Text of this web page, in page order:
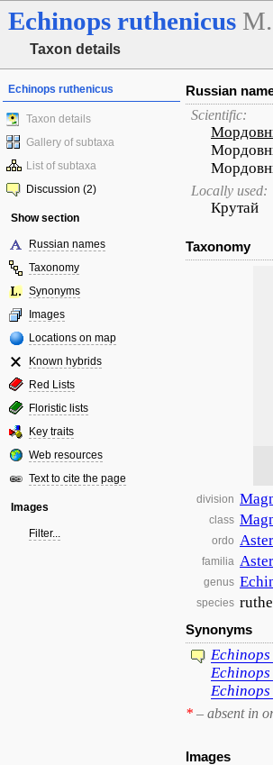
Echinops ruthenicus
Taxon details
Echinops ruthenicus
Taxon details
Gallery of subtaxa
List of subtaxa
Discussion (2)
Show section
Russian names
Taxonomy
Synonyms
Images
Locations on map
Known hybrids
Red Lists
Floristic lists
Key traits
Web resources
Text to cite the page
Images
Filter...
Russian
Scientific:
Locally used:
Крутай
Taxonomy
division
class
ordo
familia
genus
species
Synonyms
Echinops
Echinops
Echinops
* – absent in
Images